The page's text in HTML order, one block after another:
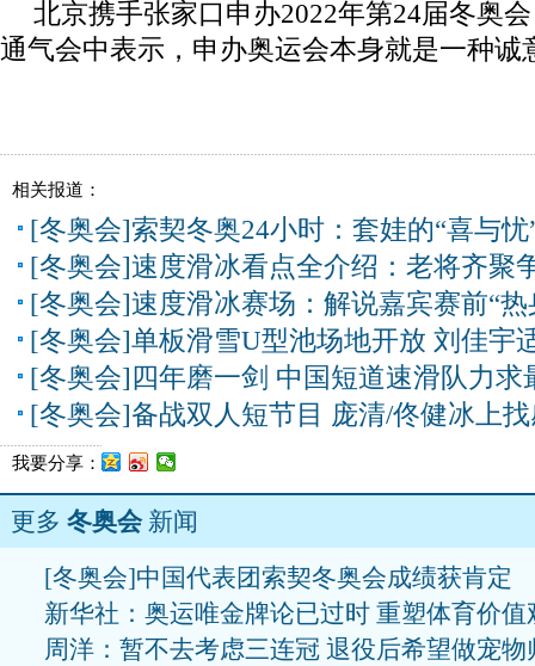
北京携手张家口申办2022年第24届冬奥
通气会中表示，申办奥运会本身就是一种诚
相关报道：
[冬奥会]索契冬奥24小时：套娃的“喜与忧
[冬奥会]速度滑冰看点全介绍：老将齐聚
[冬奥会]速度滑冰赛场：解说嘉宾赛前“热
[冬奥会]单板滑雪U型池场地开放 刘佳宇
[冬奥会]四年磨一剑 中国短道速滑队力求
[冬奥会]备战双人短节目 庞清/佟健冰上
我要分享：
更多 冬奥会新闻
[冬奥会]中国代表团索契冬奥会成绩获肯定
新华社：奥运唯金牌论已过时 重塑体育价值
周洋：暂不去考虑三连冠 退役后希望做宠物